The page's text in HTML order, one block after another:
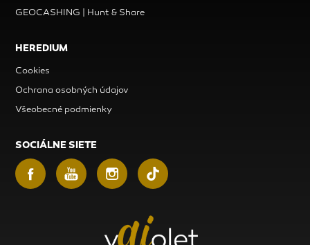
GEOCASHING | Hunt & Share
HEREDIUM
Cookies
Ochrana osobných údajov
Všeobecné podmienky
SOCIÁLNE SIETE